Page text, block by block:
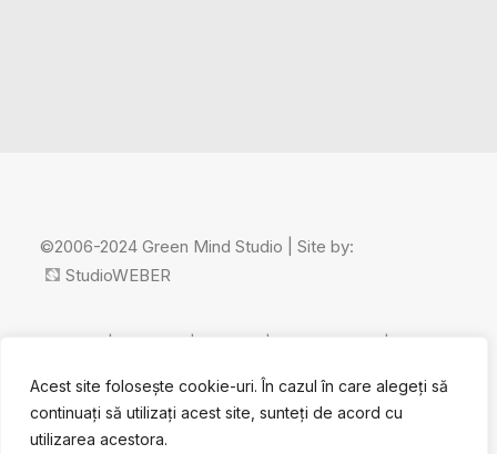
Acest site folosește cookie-uri. În cazul în care alegeți să
continuați să utilizați acest site, sunteți de acord cu
utilizarea acestora.
©2006-2024 Green Mind Studio | Site by:
StudioWEBER
| | | |
policy